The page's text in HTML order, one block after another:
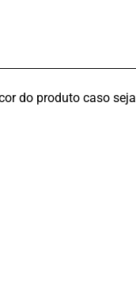
do produto caso seja